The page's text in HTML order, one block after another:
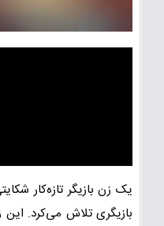
یک زن بازیگر تازه‌کار
بازیگری تلاش می‌کرد. این